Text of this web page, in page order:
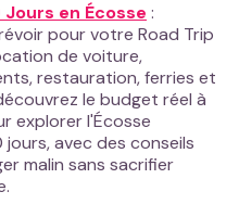
en Écosse :
pour votre Road Trip
de voiture,
restauration, ferries et
le budget réel à
explorer l'Écosse
jours, avec des conseils
malin sans sacrifier